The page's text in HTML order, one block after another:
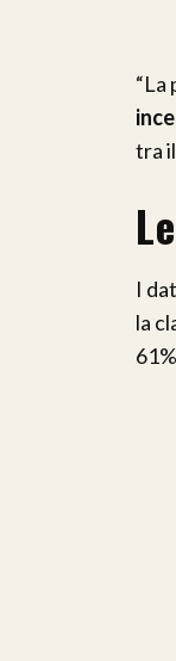
“La
tra
I
la